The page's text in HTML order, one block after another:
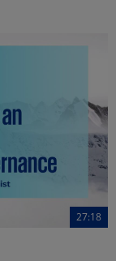
27:18